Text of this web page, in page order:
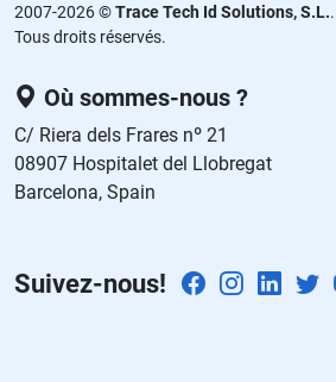
ej
e
st
e
c
a
o
2007-2026 ©Trace Tech Id Solutions, S.L..
Tous droits réservés.
Où sommes-nous ?
C/ Riera dels Frares nº 21
08907 Hospitalet del Llobregat
Barcelona, Spain
Suivez-nous!